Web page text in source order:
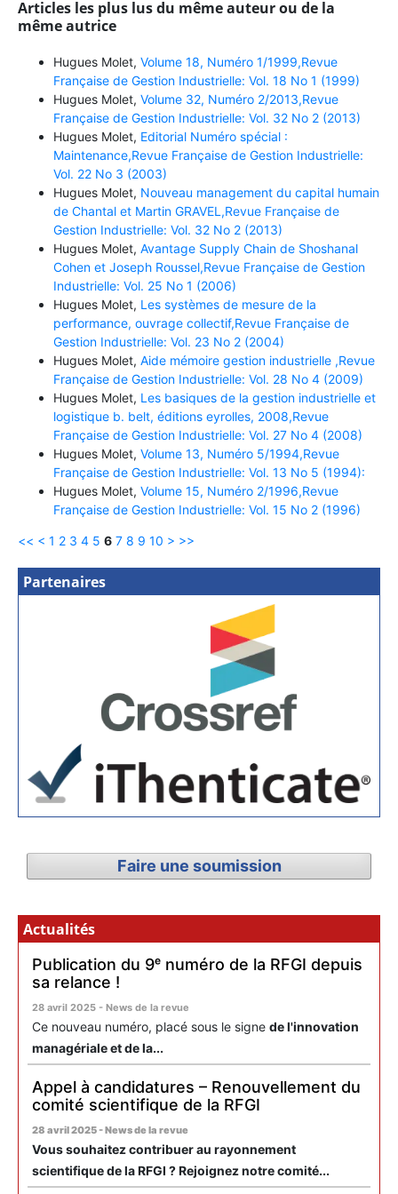
Articles les plus lus du même auteur ou de la
même autrice
Hugues Molet, Volume 18, Numéro 1/1999,Revue
Française de Gestion Industrielle: Vol. 18 No 1 (1999)
Hugues Molet, Volume 32, Numéro 2/2013,Revue
Française de Gestion Industrielle: Vol. 32 No 2 (2013)
Hugues Molet, Editorial Numéro spécial :
Maintenance,Revue Française de Gestion Industrielle:
Vol. 22 No 3 (2003)
Hugues Molet, Nouveau management du capital humain
de Chantal et Martin GRAVEL,Revue Française de
Gestion Industrielle: Vol. 32 No 2 (2013)
Hugues Molet, Avantage Supply Chain de Shoshanal
Cohen et Joseph Roussel,Revue Française de Gestion
Industrielle: Vol. 25 No 1 (2006)
Hugues Molet, Les systèmes de mesure de la
performance, ouvrage collectif,Revue Française de
Gestion Industrielle: Vol. 23 No 2 (2004)
Hugues Molet, Aide mémoire gestion industrielle ,Revue
Française de Gestion Industrielle: Vol. 28 No 4 (2009)
Hugues Molet, Les basiques de la gestion industrielle et
logistique b. belt, éditions eyrolles, 2008,Revue
Française de Gestion Industrielle: Vol. 27 No 4 (2008)
Hugues Molet, Volume 13, Numéro 5/1994,Revue
Française de Gestion Industrielle: Vol. 13 No 5 (1994):
Hugues Molet, Volume 15, Numéro 2/1996,Revue
Française de Gestion Industrielle: Vol. 15 No 2 (1996)
<< < 1 2 3 4 5 6 7 8 9 10 > >>
Partenaires
Faire une soumission
Actualités
Publication du 9ᵉ numéro de la RFGI depuis
sa relance !
28 avril 2025 - News de la revue
Ce nouveau numéro, placé sous le signe de l'innovation
managériale et de la...
Appel à candidatures – Renouvellement du
comité scientifique de la RFGI
28 avril 2025 - News de la revue
Vous souhaitez contribuer au rayonnement
scientifique de la RFGI ? Rejoignez notre comité...